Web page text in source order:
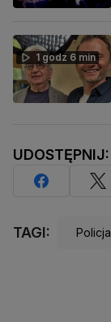
1 godz 6 min
UDOSTĘPNIJ:
TAGI: Policja